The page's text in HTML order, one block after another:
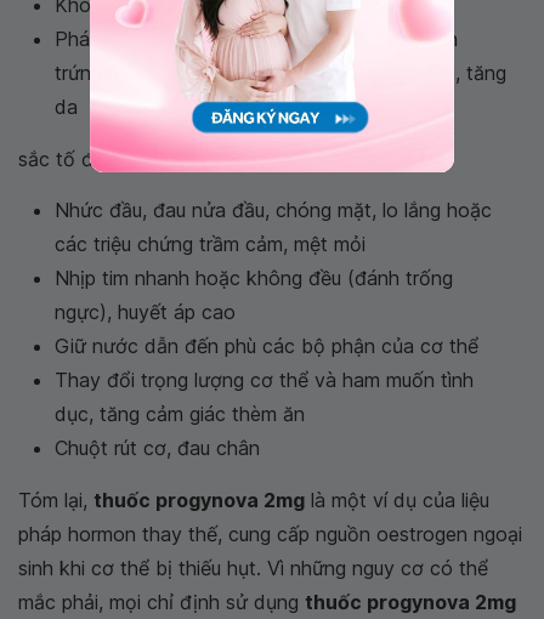
Khó tiêu, cảm giác đầy hơi, đau bụng
Phát ban hoặc đổi màu da, ngứa, chàm, mụn
trứng cá, rụng tóc hoặc mọc tóc bất thường, tăng
da
sắc tố đặc biệt là trên mặt
Nhức đầu, đau nửa đầu, chóng mặt, lo lắng hoặc
các triệu chứng trầm cảm, mệt mỏi
Nhịp tim nhanh hoặc không đều (đánh trống
ngực), huyết áp cao
Giữ nước dẫn đến phù các bộ phận của cơ thể
Thay đổi trọng lượng cơ thể và ham muốn tình
dục, tăng cảm giác thèm ăn
Chuột rút cơ, đau chân
Tóm lại, thuốc progynova 2mg là một ví dụ của liệu
pháp hormon thay thế, cung cấp nguồn oestrogen ngoại
sinh khi cơ thể bị thiếu hụt. Vì những nguy cơ có thể
mắc phải, mọi chỉ định sử dụng thuốc progynova 2mg